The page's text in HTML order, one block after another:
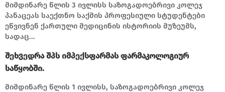
მიმდინარე წლის 3 ივლისს საზოგადოებრივი კოლეჯ
პანაცეას საექთნო საქმის პროფესიული სტუდენტები
ეწვივნენ ქართული მედიცინის ისტორიის მუზეუმს,
სადაც...
შეხვედრა შპს იმპექსფარმას ფარმაკოლოგიურ
საწყობში.
მიმდინარე წლის 1 ივლისს, საზოგადოებრივი კოლეჯ